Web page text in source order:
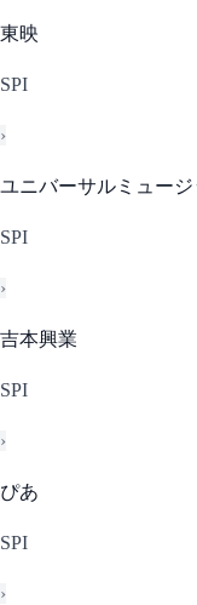
東映
SPI
›
ユニバーサルミュージ
SPI
›
吉本興業
SPI
›
ぴあ
SPI
›